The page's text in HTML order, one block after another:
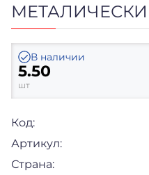
В наличии
5.50
шт
Код:
Артикул:
Страна: